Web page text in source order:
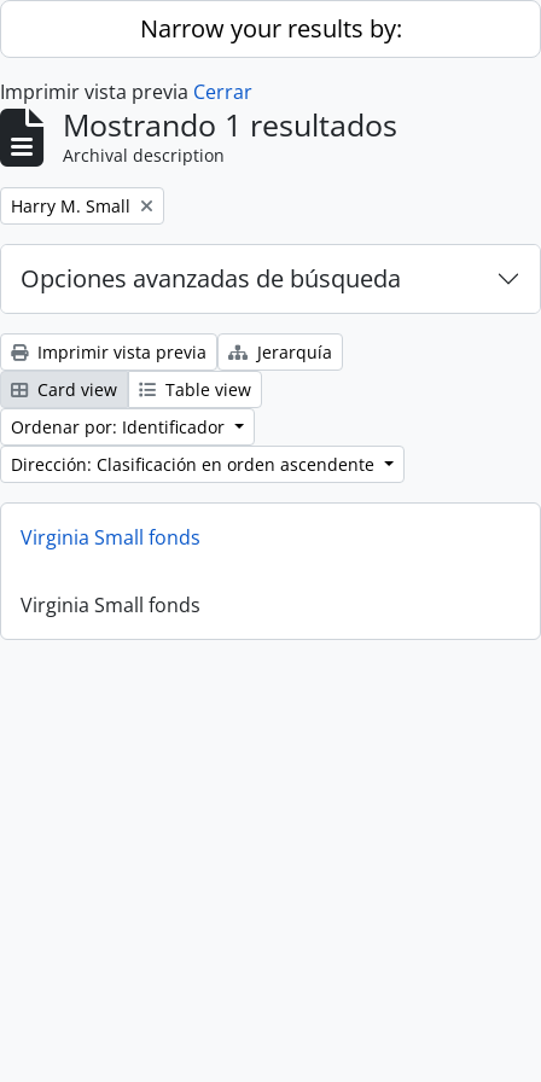
Skip to main contentNarrow your results by:
Imprimir vista previa Cerrar
Mostrando 1 resultados
Archival description
Remove filter:
Harry M. Small
Opciones avanzadas de búsqueda
Imprimir vista previa
Jerarquía
Card view
Table view
Ordenar por: Identificador
Dirección: Clasificación en orden ascendente
Virginia Small fonds
Virginia Small fonds